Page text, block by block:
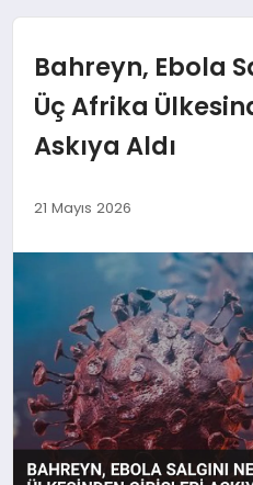
DÜNYA
SİYASET
MAGAZİN
TEKNOLOJİ
SAĞLIK
EĞİTİM
Bahreyn, Ebola
Üç Afrika
Askıya Aldı
21 Mayıs 2026